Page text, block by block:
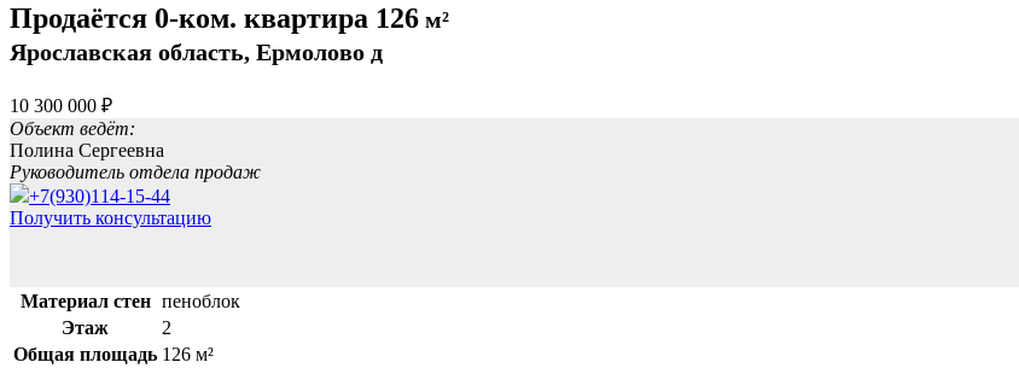
Продаётся 0-ком. квартира 126 м²
Ярославская область, Ермолово д
10 300 000 ₽
Объект ведёт:
Полина Сергеевна
Руководитель отдела продаж
+7(930)114-15-44
Получить консультацию
Материал стен пеноблок
Этаж
2
Общая площадь 126 м²